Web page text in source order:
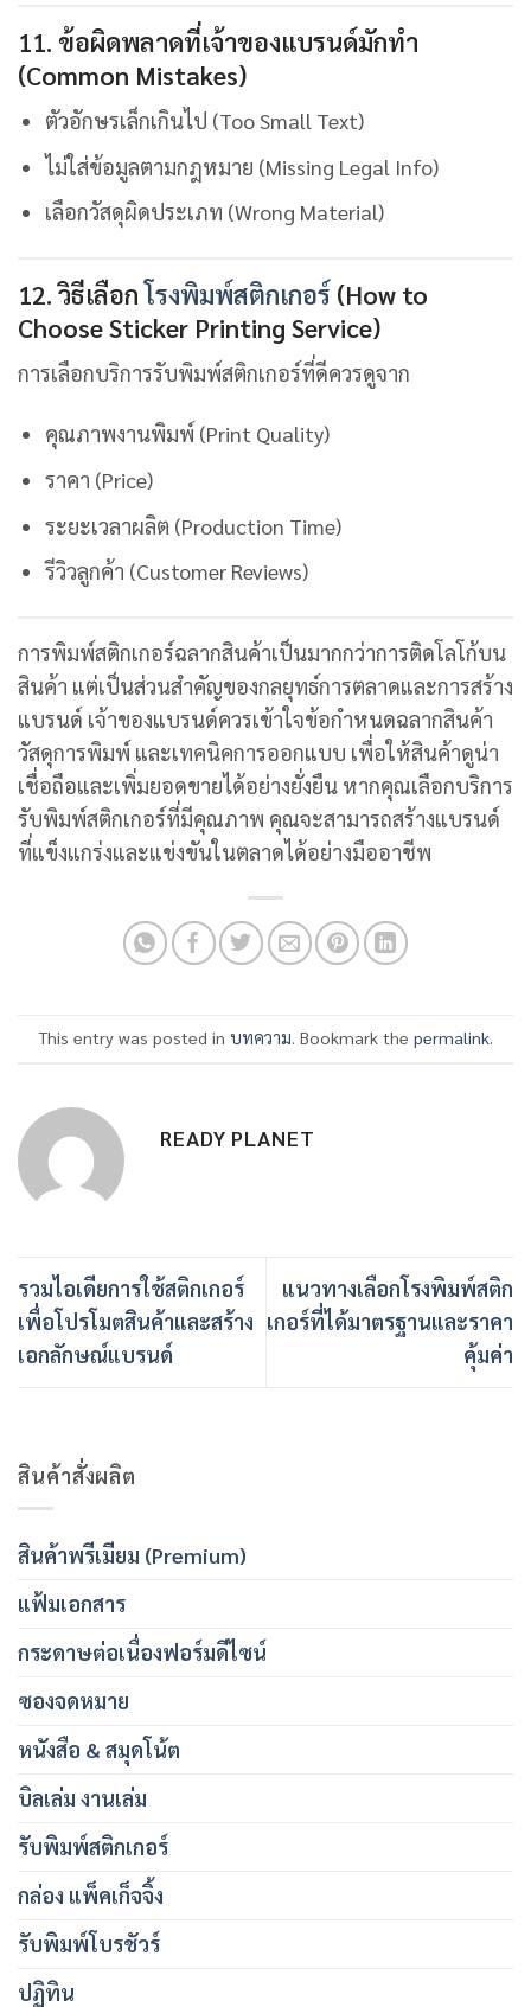
11. ข้อผิดพลาดที่เจ้าของแบรนด์มักทำ
(Common Mistakes)
ตัวอักษรเล็กเกินไป (Too Small Text)
ไม่ใส่ข้อมูลตามกฎหมาย (Missing Legal Info)
เลือกวัสดุผิดประเภท (Wrong Material)
12. วิธีเลือกโรงพิมพ์สติกเกอร์ (How to
Choose Sticker Printing Service)
การเลือกบริการรับพิมพ์สติกเกอร์ที่ดีควรดูจาก
คุณภาพงานพิมพ์ (Print Quality)
ราคา (Price)
ระยะเวลาผลิต (Production Time)
รีวิวลูกค้า (Customer Reviews)
การพิมพ์สติกเกอร์ฉลากสินค้าเป็นมากกว่าการติดโลโก้บน
สินค้า แต่เป็นส่วนสำคัญของกลยุทธ์การตลาดและการสร้าง
แบรนด์ เจ้าของแบรนด์ควรเข้าใจข้อกำหนดฉลากสินค้า
วัสดุการพิมพ์ และเทคนิคการออกแบบ เพื่อให้สินค้าดูน่า
เชื่อถือและเพิ่มยอดขายได้อย่างยั่งยืน หากคุณเลือกบริการ
รับพิมพ์สติกเกอร์ที่มีคุณภาพ คุณจะสามารถสร้างแบรนด์
ที่แข็งแกร่งและแข่งขันในตลาดได้อย่างมืออาชีพ
This entry was posted in บทความ. Bookmark the permalink.
READY PLANET
รวมไอเดียการใช้สติกเกอร์
เพื่อโปรโมตสินค้าและสร้าง
เอกลักษณ์แบรนด์
แนวทางเลือกโรงพิมพ์สติก
เกอร์ที่ได้มาตรฐานและราคา
คุ้มค่า
สินค้าสั่งผลิต
สินค้าพรีเมียม (Premium)
แฟ้มเอกสาร
กระดาษต่อเนื่องฟอร์มดีไซน์
ซองจดหมาย
หนังสือ & สมุดโน้ต
บิลเล่ม งานเล่ม
รับพิมพ์สติกเกอร์
กล่อง แพ็คเก็จจิ้ง
รับพิมพ์โบรชัวร์
ปฏิทิน